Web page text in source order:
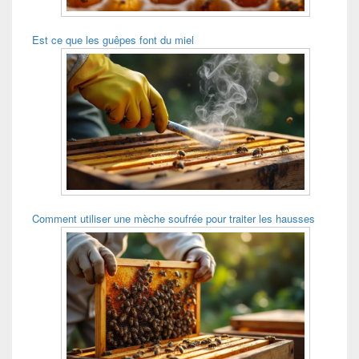
Est ce que les guêpes font du miel
Comment utiliser une mèche soufrée pour traiter les hausses